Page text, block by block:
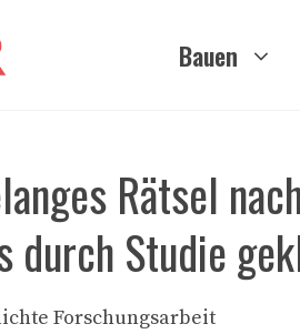
Bauen
Rätsel
durch Studie
Forschungsarbeit